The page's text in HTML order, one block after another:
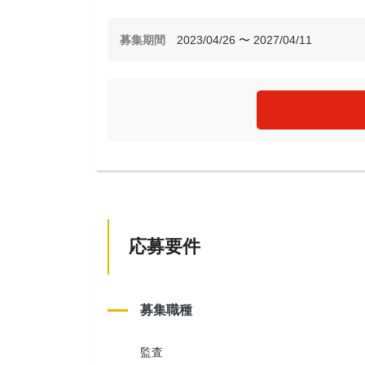
募集期間 2023/04/26 〜 2027/04/11
応募要件
募集職種
監査